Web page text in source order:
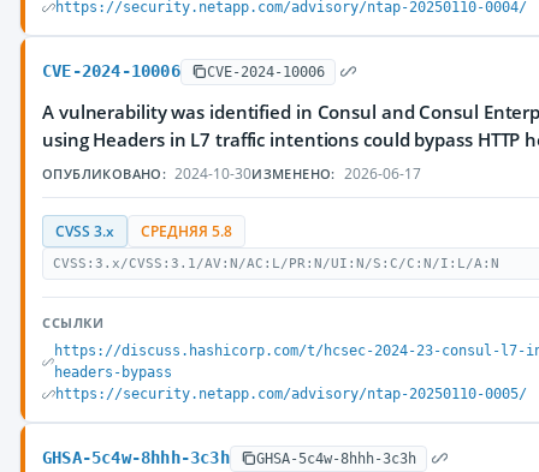
https://security.netapp.com/advisory/ntap-20250110-0004/
CVE-2024-10006 CVE-2024-10006
A vulnerability was identified in Consul and Consul
using Headers in L7 traffic intentions could bypass HTTP
ОПУБЛИКОВАНО: 2024-10-30ИЗМЕНЕНО: 2026-06-17
CVSS 3.x СРЕДНЯЯ 5.8
CVSS:3.x/CVSS:3.1/AV:N/AC:L/PR:N/UI:N/S:C/C:N/I:L/A:N
ССЫЛКИ
https://discuss.hashicorp.com/t/hcsec-2024-23-consul-
headers-bypass
https://security.netapp.com/advisory/ntap-20250110-0005/
GHSA-5c4w-8hhh-3c3h GHSA-5c4w-8hhh-3c3h